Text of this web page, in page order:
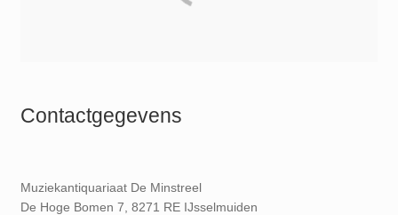
Contactgegevens
Muziekantiquariaat De Minstreel
De Hoge Bomen 7, 8271 RE IJsselmuiden